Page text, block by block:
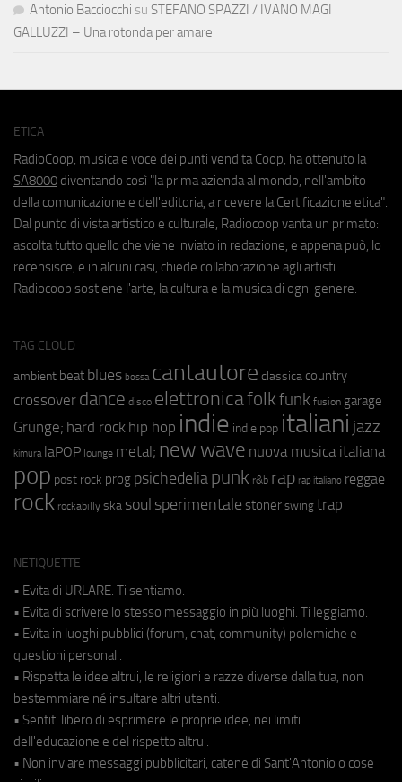
Antonio Bacciocchi su STEFANO SPAZZI / IVANO MAGI
GALLUZZI – Una rotonda per amare
ETICA
RadioCoop, musica e voce dei punti vendita Coop, ha ottenuto la
SA8000 diventando così "la prima azienda al mondo, nell'ambito
della comunicazione e dell'editoria, a ricevere la Certificazione etica".
Dal punto di vista artistico e culturale, Radiocoop vanta un primato:
ascolta tutto quello che viene inviato in redazione, e appena può, lo
recensisce, e in alcuni casi, chiede collaborazione agli artisti.
Radiocoop sostiene l'arte, la cultura e la musica di ogni genere.
TAG CLOUD
ambient beat blues bossa cantautore classica country
crossover dance disco elettronicafolkfunk fusion garage
Grunge; hard rock hip hop indie indie pop italiani jazz
kimura laPOP lounge metal; new wave nuova musica italiana
pop post rock prog psichedeliapunk r&b rap rap italiano reggae
rock rockabilly ska soul sperimentale stoner swing trap
NETIQUETTE
• Evita di URLARE. Ti sentiamo.
• Evita di scrivere lo stesso messaggio in più luoghi. Ti leggiamo.
• Evita in luoghi pubblici (forum, chat, community) polemiche e
questioni personali.
• Rispetta le idee altrui, le religioni e razze diverse dalla tua, non
bestemmiare né insultare altri utenti.
• Sentiti libero di esprimere le proprie idee, nei limiti
dell'educazione e del rispetto altrui.
• Non inviare messaggi pubblicitari, catene di Sant'Antonio o cose